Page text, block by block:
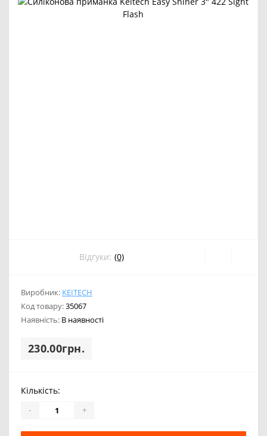
Відгуки: (0)
Виробник: KEITECH
Код товару:35067
Наявність: В наявності
230.00грн.
Кількість:
- +